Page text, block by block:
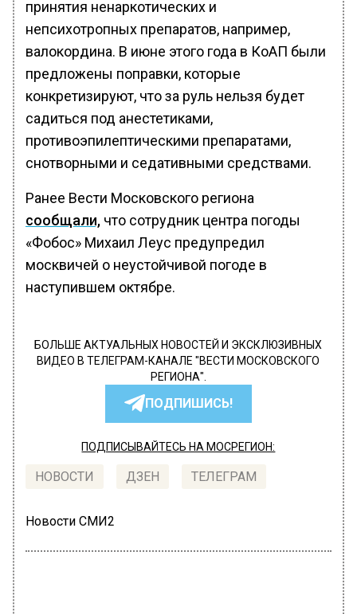
принятия ненаркотических и
непсихотропных препаратов, например,
валокордина. В июне этого года в КоАП были
предложены поправки, которые
конкретизируют, что за руль нельзя будет
садиться под анестетиками,
противоэпилептическими препаратами,
снотворными и седативными средствами.
Ранее Вести Московского региона
сообщали, что сотрудник центра погоды
«Фобос» Михаил Леус предупредил
москвичей о неустойчивой погоде в
наступившем октябре.
БОЛЬШЕ АКТУАЛЬНЫХ НОВОСТЕЙ И ЭКСКЛЮЗИВНЫХ
ВИДЕО В ТЕЛЕГРАМ-КАНАЛЕ "ВЕСТИ МОСКОВСКОГО
РЕГИОНА".
ПОДПИШИСЬ!
ПОДПИСЫВАЙТЕСЬ НА МОСРЕГИОН:
НОВОСТИ ДЗЕН ТЕЛЕГРАМ
Новости СМИ2